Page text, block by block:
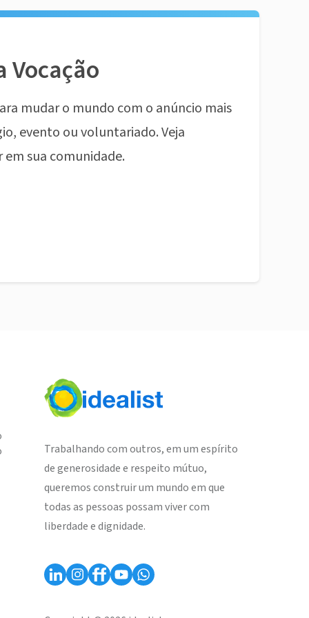
Vocação
mudar o mundo com o anúncio mais
evento ou voluntariado. Veja
sua comunidade.
Trabalhando com outros, em um espírito
de generosidade e respeito mútuo,
queremos construir um mundo em que
todas as pessoas possam viver com
liberdade e dignidade.